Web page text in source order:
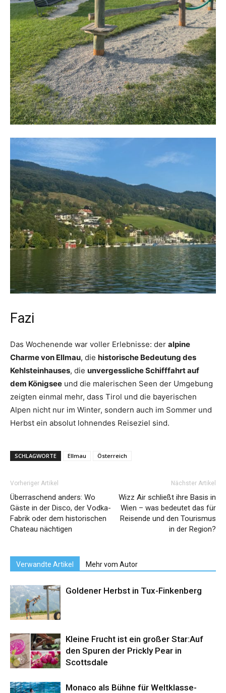
Fazi
Das Wochenende war voller Erlebnisse: der alpine
Charme von Ellmau, die historische Bedeutung des
Kehlsteinhauses, die unvergessliche Schifffahrt auf
dem Königsee und die malerischen Seen der Umgebung
zeigten einmal mehr, dass Tirol und die bayerischen
Alpen nicht nur im Winter, sondern auch im Sommer und
Herbst ein absolut lohnendes Reiseziel sind.
SCHLAGWORTE Ellmau Österreich
Vorheriger Artikel
Überraschend anders: Wo
Gäste in der Disco, der Vodka-
Fabrik oder dem historischen
Chateau nächtigen
Nächster Artikel
Wizz Air schließt ihre Basis in
Wien – was bedeutet das für
Reisende und den Tourismus
in der Region?
Verwandte Artikel Mehr vom Autor
Goldener Herbst in Tux-Finkenberg
Kleine Frucht ist ein großer Star:Auf
den Spuren der Prickly Pear in
Scottsdale
Monaco als Bühne für Weltklasse-